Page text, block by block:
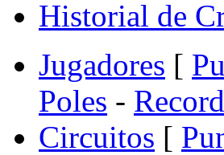
Historial de
Jugadores [
Poles -
Circuitos [